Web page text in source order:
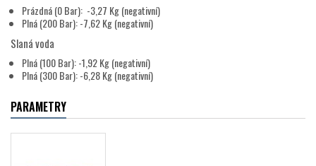
Prázdná (0 Bar): -3,27 Kg (negativní)
Plná (200 Bar): -7,62 Kg (negativní)
Slaná voda
Plná (100 Bar): -1,92 Kg (negativní)
Plná (300 Bar): -6,28 Kg (negativní)
PARAMETRY